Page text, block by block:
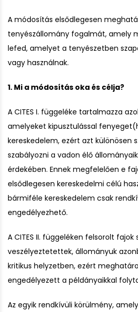
A módosítás elsődlegesen
tenyészállomány fogalmát, amely
lefed, amelyet a tenyészetben
vagy használnak.
1. Mi a módosítás oka és célja?
A CITES I. függeléke tartalmazza
amelyeket kipusztulással
kereskedelem, ezért azt különösen
szabályozni a vadon élő
érdekében. Ennek megfelelően e
elsődlegesen kereskedelmi célú
bármiféle kereskedelem csak
engedélyezhető.
A CITES II. függeléken felsorolt fajok
veszélyeztetettek, állományuk
kritikus helyzetben, ezért
engedélyezett a példányaikkal
Az egyik rendkívüli körülmény,